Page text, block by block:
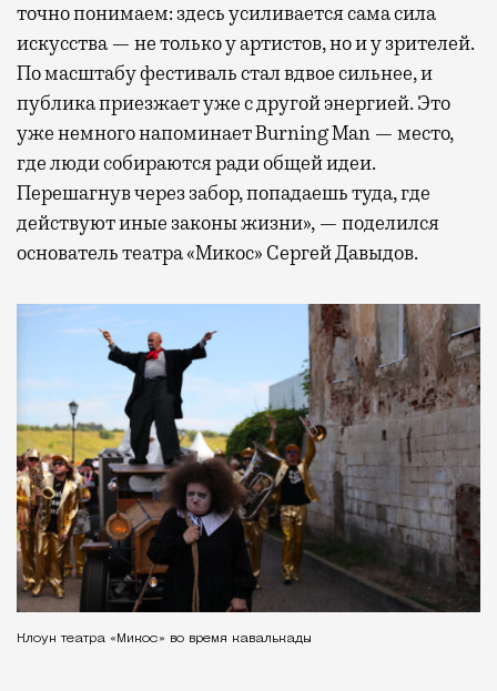
точно понимаем: здесь усиливается сама сила
искусства — не только у артистов, но и у зрителей.
По масштабу фестиваль стал вдвое сильнее, и
публика приезжает уже с другой энергией. Это
уже немного напоминает Burning Man — место,
где люди собираются ради общей идеи.
Перешагнув через забор, попадаешь туда, где
действуют иные законы жизни», — поделился
основатель театра «Микос» Сергей Давыдов.
Клоун театра «Микос» во время кавалькады